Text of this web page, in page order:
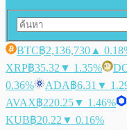
BTC฿2,136,730 ▲
XRP฿35.32 ▼ 1.35%
0.36%
ADA฿6.31 ▼
AVAX฿220.25▼ 1.46%
KUB฿20.22 ▼ 0.16%